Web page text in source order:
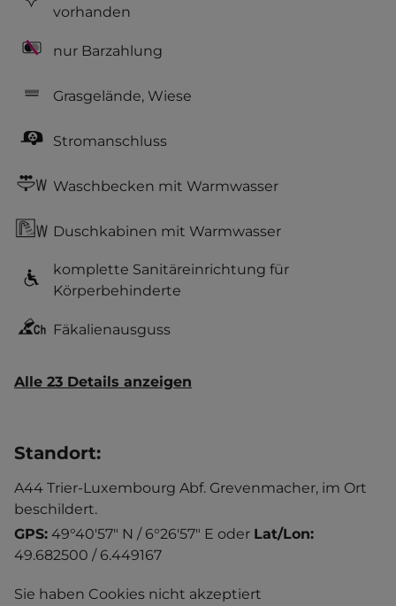
vorhanden
nur Barzahlung
Grasgelände, Wiese
Stromanschluss
Waschbecken mit Warmwasser
Duschkabinen mit Warmwasser
komplette Sanitäreinrichtung für
Körperbehinderte
Fäkalienausguss
Alle 23 Details anzeigen
Standort:
A44 Trier-Luxembourg Abf. Grevenmacher, im Ort
beschildert.
GPS: 49°40'57" N / 6°26'57" E oder Lat/Lon:
49.682500 / 6.449167
Sie haben Cookies nicht akzeptiert